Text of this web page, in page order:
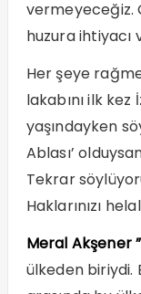
vermeyeceğiz.
huzura ihtiyacı
Her şeye
lakabını ilk kez
yaşındayken
Ablası’
Tekrar
Haklarınızı
Meral Akşener ”
ülkeden biriydi.